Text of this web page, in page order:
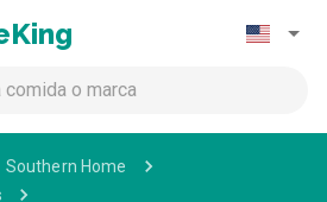
Southern Home